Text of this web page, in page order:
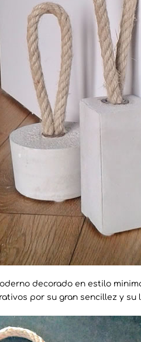
decorado en estilo
por su gran sencillez y su